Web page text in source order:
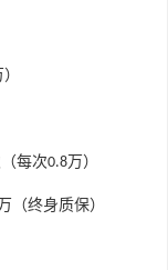
每次0.8万）
万（终身质保）